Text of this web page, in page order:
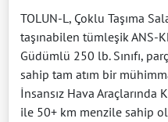
TOLUN-L, Çoklu Taşıma
taşınabilen tümleşik ANS-
Güdümlü 250 lb. Sınıfı,
sahip tam atım bir
İnsansız Hava Araçlarında
ile 50+ km menzile sahip